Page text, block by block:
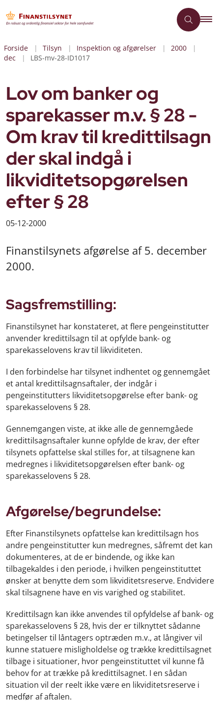
Forside Tilsyn Inspektion og afgørelser
2000
dec
LBS-mv-28-ID1017
Lov om banker og
sparekasser m.v. § 28 -
Om krav til kredittilsagn
der skal indgå i
likviditetsopgørelsen
efter § 28
05-12-2000
Finanstilsynets afgørelse af 5. december
2000.
Sagsfremstilling:
Finanstilsynet har konstateret, at flere pengeinstitutter
anvender kredittilsagn til at opfylde bank- og
sparekasselovens krav til likviditeten.
I den forbindelse har tilsynet indhentet og gennemgået
et antal kredittilsagnsaftaler, der indgår i
pengeinstitutters likviditetsopgørelse efter bank- og
sparekasselovens § 28.
Gennemgangen viste, at ikke alle de gennemgåede
kredittilsagnsaftaler kunne opfylde de krav, der efter
tilsynets opfattelse skal stilles for, at tilsagnene kan
medregnes i likviditetsopgørelsen efter bank- og
sparekasselovens § 28.
Afgørelse/begrundelse:
Efter Finanstilsynets opfattelse kan kredittilsagn hos
andre pengeinstitutter kun medregnes, såfremt det kan
dokumenteres, at de er bindende, og ikke kan
tilbagekaldes i den periode, i hvilken pengeinstituttet
ønsker at benytte dem som likviditetsreserve. Endvidere
skal tilsagnene have en vis varighed og stabilitet.
Kredittilsagn kan ikke anvendes til opfyldelse af bank- og
sparekasselovens § 28, hvis der er tilknyttet sådanne
betingelser til låntagers optræden m.v., at långiver vil
kunne statuere misligholdelse og trække kredittilsagnet
tilbage i situationer, hvor pengeinstituttet vil kunne få
behov for at trække på kredittilsagnet. I en sådan
situation vil der reelt ikke være en likviditetsreserve i
medfør af aftalen.